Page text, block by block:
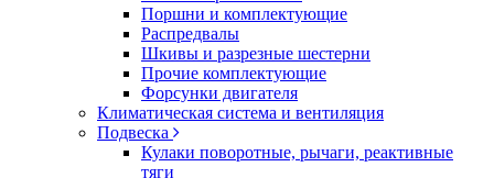
Поршни и комплектующие
Распредвалы
Шкивы и разрезные шестерни
Прочие комплектующие
Форсунки двигателя
Климатическая система и вентиляция
Подвеска
Кулаки поворотные, рычаги, реактивные
тяги